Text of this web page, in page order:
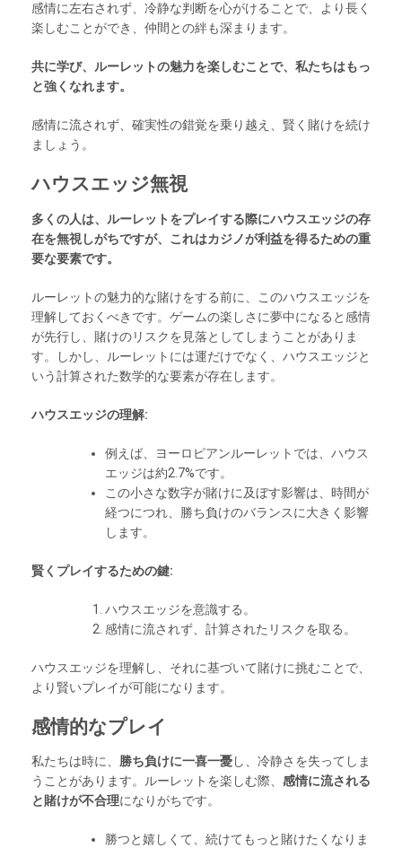
感情に左右されず、冷静な判断を心がけることで、より長く
楽しむことができ、仲間との絆も深まります。
共に学び、ルーレットの魅力を楽しむことで、私たちはもっ
と強くなれます。
感情に流されず、確実性の錯覚を乗り越え、賢く賭けを続け
ましょう。
ハウスエッジ無視
多くの人は、ルーレットをプレイする際にハウスエッジの存
在を無視しがちですが、これはカジノが利益を得るための重
要な要素です。
ルーレットの魅力的な賭けをする前に、このハウスエッジを
理解しておくべきです。ゲームの楽しさに夢中になると感情
が先行し、賭けのリスクを見落としてしまうことがありま
す。しかし、ルーレットには運だけでなく、ハウスエッジと
いう計算された数学的な要素が存在します。
ハウスエッジの理解:
例えば、ヨーロピアンルーレットでは、ハウス
エッジは約2.7%です。
この小さな数字が賭けに及ぼす影響は、時間が
経つにつれ、勝ち負けのバランスに大きく影響
します。
賢くプレイするための鍵:
ハウスエッジを意識する。
感情に流されず、計算されたリスクを取る。
ハウスエッジを理解し、それに基づいて賭けに挑むことで、
より賢いプレイが可能になります。
感情的なプレイ
私たちは時に、 勝ち負けに一喜一憂し、冷静さを失ってしま
うことがあります。ルーレットを楽しむ際、 感情に流される
と賭けが不合理になりがちです。
勝つと嬉しくて、続けてもっと賭けたくなりま